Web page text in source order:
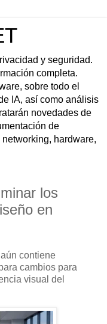
y seguridad.
completa.
sobre todo el
IA, así como análisis
novedades de
de
hardware,
los
en
contiene
cambios para
visual del